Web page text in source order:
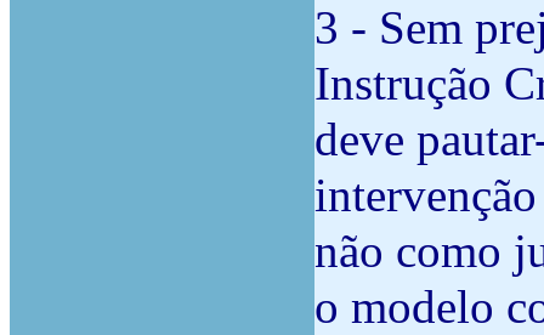
3 - Sem
Instrução
deve
não como
o modelo